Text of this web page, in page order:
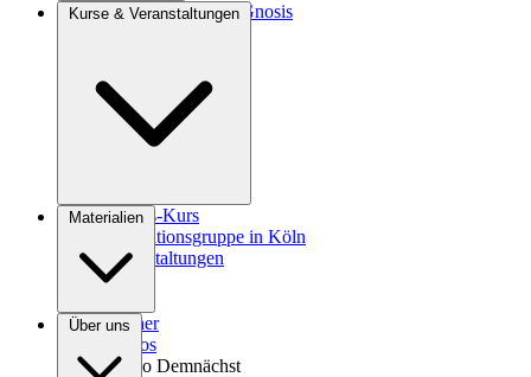
Einführung in die Gnosis
Kurse & Veranstaltungen
Gnosis-Kurs
Meditationsgruppe in Köln
Veranstaltungen
Materialien
Bücher
Videos
Audio Demnächst
Über uns